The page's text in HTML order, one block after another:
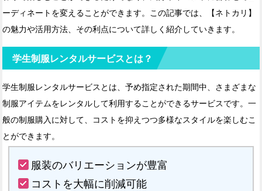
ーディネートを変えることができます。この記事では、【ネトカリ】
の魅力や活用方法、その利点について詳しく紹介していきます。
学生制服レンタルサービスとは？
学生制服レンタルサービスとは、予め指定された期間中、さまざまな
制服アイテムをレンタルして利用することができるサービスです。一
般の制服購入に対して、コストを抑えつつ多様なスタイルを楽しむこ
とができます。
服装のバリエーションが豊富
コストを大幅に削減可能